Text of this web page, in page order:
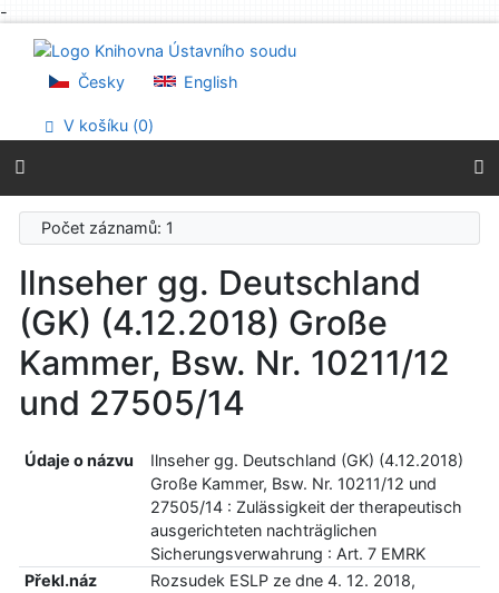
-
Přejít na menu
Prohlášení o webové přístupnosti
Česky English
V košíku (0)
Počet záznamů: 1
Ilnseher gg. Deutschland
(GK) (4.12.2018) Große
Kammer, Bsw. Nr. 10211/12
und 27505/14
Údaje o názvu
Ilnseher gg. Deutschland (GK) (4.12.2018)
Große Kammer, Bsw. Nr. 10211/12 und
27505/14 : Zulässigkeit der therapeutisch
ausgerichteten nachträglichen
Sicherungsverwahrung : Art. 7 EMRK
Překl.náz
Rozsudek ESLP ze dne 4. 12. 2018,